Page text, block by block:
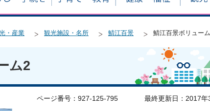
・産業 観光施設・名所 鯖江百景 鯖江百景ボリュー
ム2
ページ番号：927-125-795 最終更新日：2017年